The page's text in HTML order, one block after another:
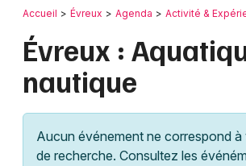
Publier un événement
Grands événements
Activité & Expérience
Bordeaux
Colmar
Lille
Lyon
Retour
Accueil Évreux Agenda Activité &
Évreux :
nautique
Aucun événement ne correspond à
de recherche. Consultez les
Où ?
Évreux et alentours
Partout
Près de moi Changer de lieu
Quand ?
Aujourd'hui
Demain Ce week-end